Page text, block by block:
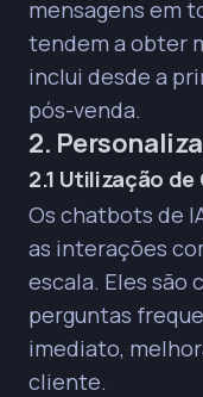
mensagens em
tendem a obter
inclui desde a
pós-venda.
2.
2.1 Utilização
Os chatbots de
as interações
escala. Eles são
perguntas
imediato,
cliente.